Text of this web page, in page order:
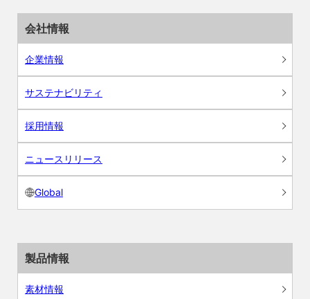
会社情報
企業情報
サステナビリティ
採用情報
ニュースリリース
Global
製品情報
素材情報